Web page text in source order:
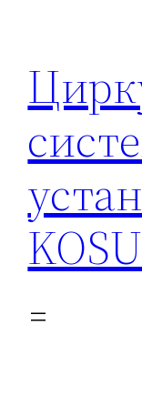
содержимому